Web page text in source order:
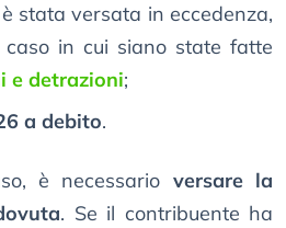
stata versata in eccedenza,
in cui siano state fatte
e detrazioni;
a debito.
è necessario versare la
. Se il contribuente ha